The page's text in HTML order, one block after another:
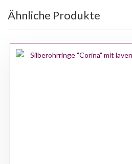
Ähnliche Produkte